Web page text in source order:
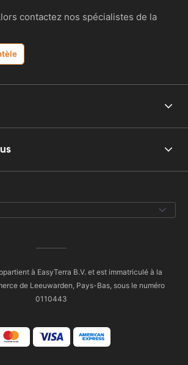
contactez nos spécialistes de la
à EasyTerra B.V. et est immatriculé à la
de Leeuwarden, Pays-Bas, sous le numéro
0110443